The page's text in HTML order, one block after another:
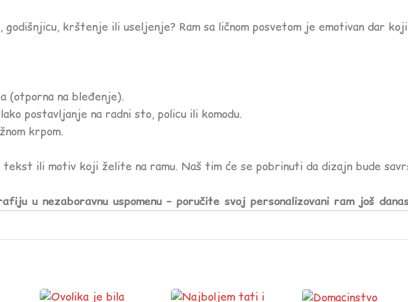
krštenje ili useljenje? Ram sa ličnom posvetom je emotivan dar
(otporna na bleđenje).
postavljanje na radni sto, policu ili komodu.
krpom.
ili motiv koji želite na ramu. Naš tim će se pobrinuti da dizajn bude
u nezaboravnu uspomenu – poručite svoj personalizovani ram još